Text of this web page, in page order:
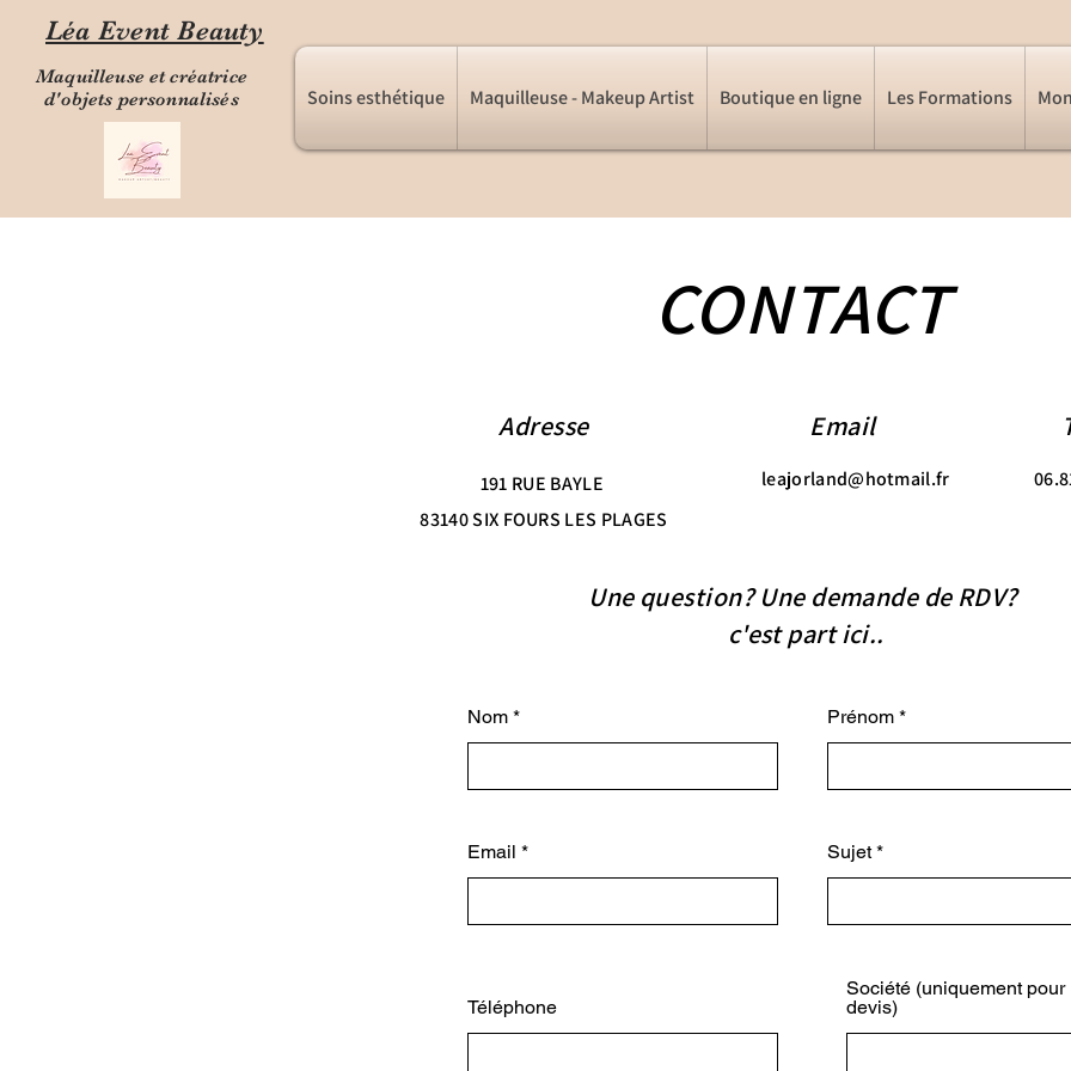
Léa Event Beauty
Maquilleuse et créatrice
d'objets personnalisés
Soins esthétique Maquilleuse - Makeup Artist Boutique en ligne Les Formations
CONTACT
Adresse
191 RUE BAYLE
83140 SIX FOURS LES PLAGES
Email
leajorland@hotmail.fr
Une question? Une demande de RDV?
c'est part ici..
Nom Prénom
Email Sujet
Téléphone
Société (uniquement pour
devis)